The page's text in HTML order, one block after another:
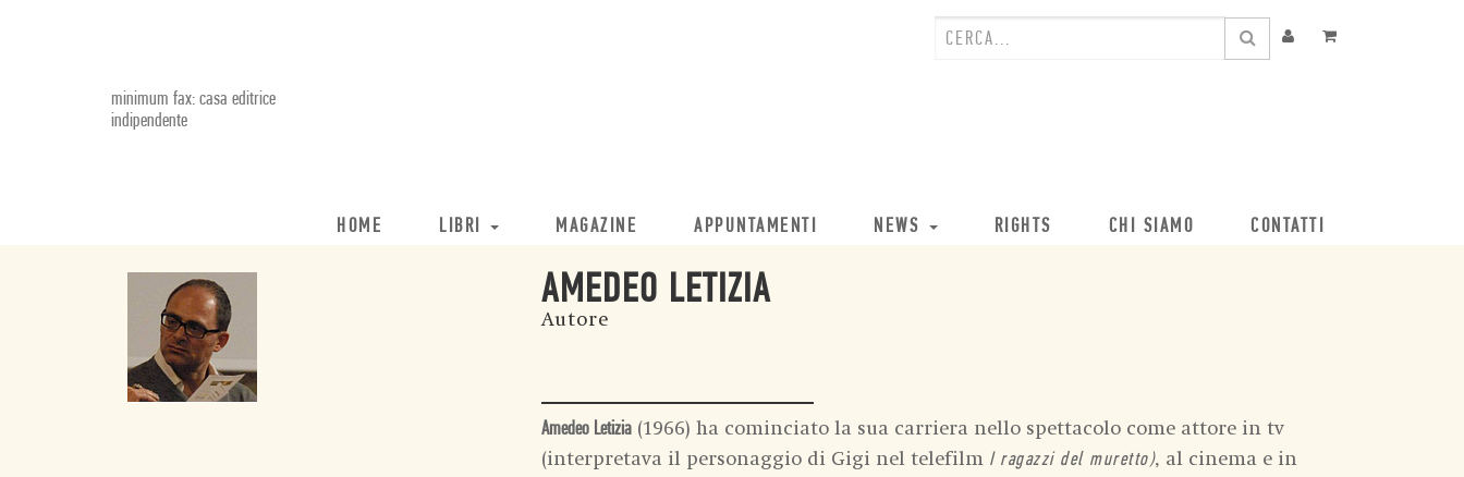
minimum fax: casa editrice
indipendente
HOME LIBRI MAGAZINE APPUNTAMENTI NEWS RIGHTS CHI SIAMO CONTATTI
AMEDEO LETIZIA
Autore
Amedeo Letizia (1966) ha cominciato la sua carriera nello spettacolo come attore in tv
(interpretava il personaggio di Gigi nel telefilm I ragazzi del muretto), al cinema e in